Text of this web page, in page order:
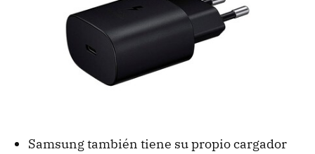
Samsung también tiene su propio cargador